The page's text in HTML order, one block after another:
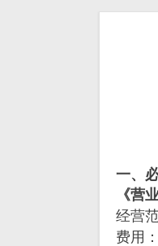
一、
《营
经营
费用